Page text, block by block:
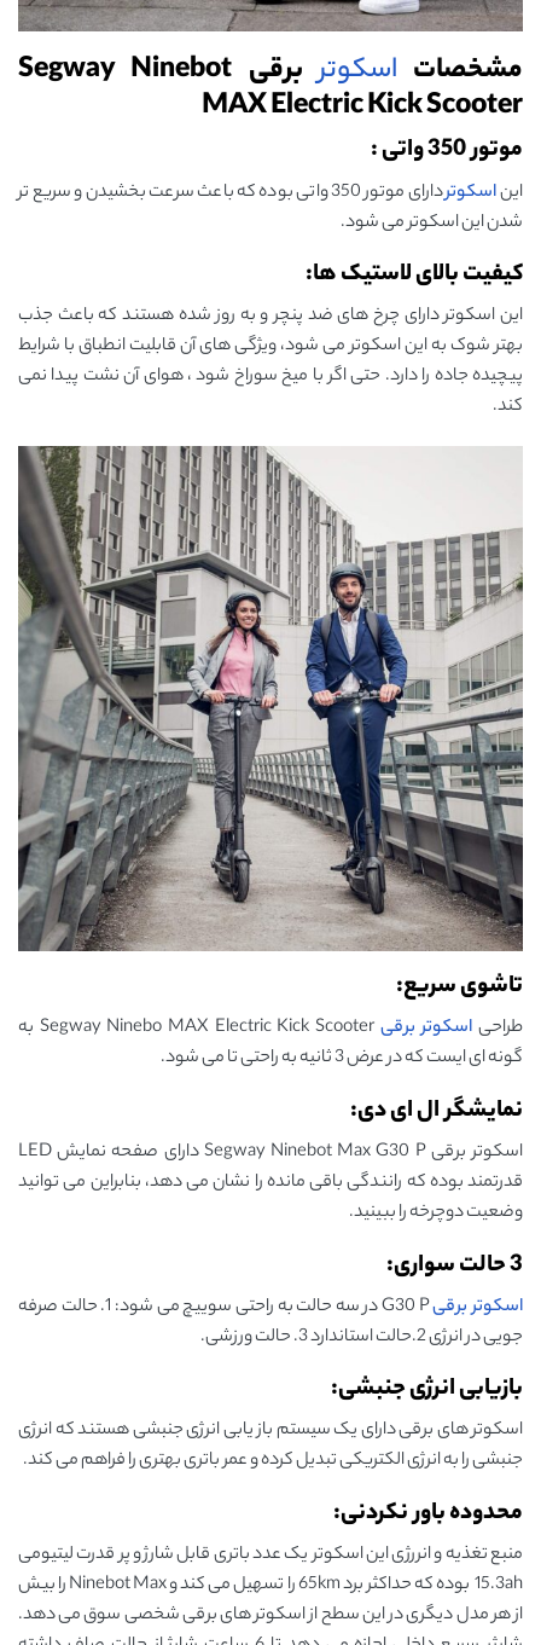
مشخصات اسکوتر برقی Segway Ninebot
MAX Electric Kick Scooter
موتور 350 واتی :
ایناسکوتر
دارای موتور 350 واتی بوده که باعث سرعت بخشیدن و سریع تر
شدن این اسکوتر می شود.
کیفیت بالای لاستیک ها:
این اسکوتر دارای چرخ های ضد پنچر و به روز شده هستند که باعث جذب
بهتر شوک به این اسکوتر می شود، ویژگی های آن قابلیت انطباق با شرایط
پیچیده جاده را دارد. حتی اگر با میخ سوراخ شود ، هوای آن نشت پیدا نمی
کند.
تاشوی سریع:
طراحی اسکوتر برقی
Segway Ninebo MAX Electric Kick Scooter به
گونه ای ایست که در عرض 3 ثانیه به راحتی تا می شود.
نمایشگر ال ای دی:
اسکوتر برقی Segway Ninebot Max G30 P دارای صفحه نمایش LED
قدرتمند بوده که رانندگی باقی مانده را نشان می دهد، بنابراین می توانید
وضعیت دوچرخه را ببینید.
3 حالت سواری:
اسکوتر برقی
G30 P در سه حالت به راحتی سوییچ می شود: 1. حالت صرفه
جویی در انرژی 2.حالت استاندارد 3. حالت ورزشی.
بازیابی انرژی جنبشی:
اسکوتر های برقی دارای یک سیستم باز یابی انرژی جنبشی هستند که انرژی
جنبشی را به انرژی الکتریکی تبدیل کرده و عمر باتری بهتری را فراهم می کند.
محدوده باور نکردنی:
منبع تغذیه و انررژی این اسکوتر یک عدد باتری قابل شارژ و پر قدرت لیتیومی
15.3ah بوده که حداکثر برد 65km را تسهیل می کند و Ninebot Max را بیش
از هر مدل دیگری در این سطح از اسکوتر های برقی شخصی سوق می دهد.